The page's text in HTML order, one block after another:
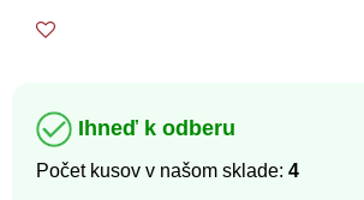
Ihneď k odberu
Počet kusov v našom sklade: 4